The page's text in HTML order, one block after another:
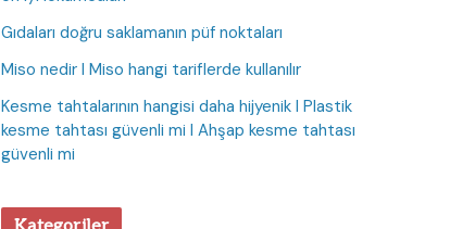
Gıdaları doğru saklamanın püf noktaları
Miso nedir I Miso hangi tariflerde kullanılır
Kesme tahtalarının hangisi daha hijyenik I Plastik
kesme tahtası güvenli mi I Ahşap kesme tahtası
güvenli mi